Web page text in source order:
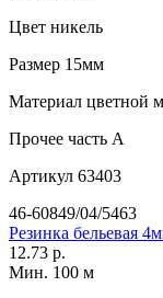
Цвет никель
Размер 15мм
Материал цветной
Прочее часть A
Артикул 63403
46-60849/04/5463
Резинка бельевая
12.73 р.
Мин. 100 м